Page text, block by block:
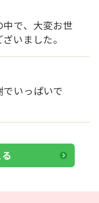
で、大変お世
いました。
いっぱいで